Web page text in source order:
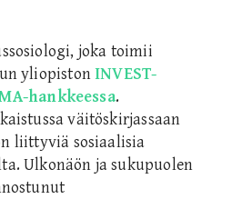
joka toimii
yliopistonINVEST-
hankkeessa.
väitöskirjassaan
liittyviä sosiaalisia
Ulkonäön ja sukupuolen